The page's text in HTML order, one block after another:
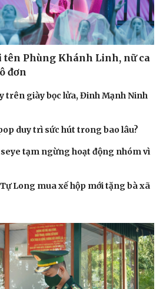
Podcast
Câu chuyện thời sự
Đọc truyện đêm khuya
Cửa sổ tình yêu
Kể chuyện cho bé
Phùng Khánh Linh, nữ ca
đơn
trên giày bọc lửa, Đinh Mạnh Ninh
duy trì sức hút trong bao lâu?
tạm ngừng hoạt động nhóm vì
Tự Long mua xế hộp mới tặng bà xã